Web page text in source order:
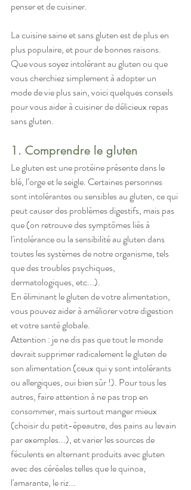
penser et de cuisiner.
La cuisine saine et sans gluten est de plus en
plus populaire, et pour de bonnes raisons.
Que vous soyez intolérant au gluten ou que
vous cherchiez simplement à adopter un
mode de vie plus sain, voici quelques conseils
pour vous aider à cuisiner de délicieux repas
sans gluten.
1. Comprendre le gluten
Le gluten est une protéine présente dans le
blé, l’orge et le seigle. Certaines personnes
sont intolérantes ou sensibles au gluten, ce qui
peut causer des problèmes digestifs, mais pas
que (on retrouve des symptômes liés à
l'intolérance ou la sensibilité au gluten dans
toutes les systèmes de notre organisme, tels
que des troubles psychiques,
dermatologiques, etc...).
En éliminant le gluten de votre alimentation,
vous pouvez aider à améliorer votre digestion
et votre santé globale.
Attention : je ne dis pas que tout le monde
devrait supprimer radicalement le gluten de
son alimentation (ceux qui y sont intolérants
ou allergiques, oui bien sûr !). Pour tous les
autres, faire attention à ne pas trop en
consommer, mais surtout manger mieux
(choisir du petit-épeautre, des pains au levain
par exemples...), et varier les sources de
féculents en alternant produits avec gluten
avec des céréales telles que le quinoa,
l'amarante, le riz...